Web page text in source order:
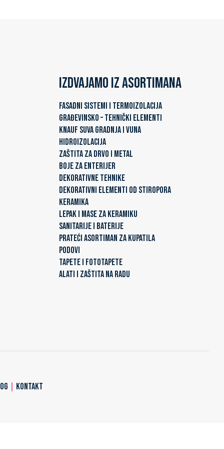
Izdvajamo iz asortimana
FASADNI SISTEMI I TERMOIZOLACIJA
GRAĐEVINSKO – TEHNIČKI ELEMENTI
KNAUF SUVA GRADNJA I VUNA
HIDROIZOLACIJA
ZAŠTITA ZA DRVO I METAL
BOJE ZA ENTERIJER
DEKORATIVNE TEHNIKE
DEKORATIVNI ELEMENTI OD STIROPORA
KERAMIKA
LEPAK I MASE ZA KERAMIKU
SANITARIJE I BATERIJE
PRATEĆI ASORTIMAN ZA KUPATILA
PODOVI
TAPETE I FOTOTAPETE
ALATI I ZAŠTITA NA RADU
KONTAKT